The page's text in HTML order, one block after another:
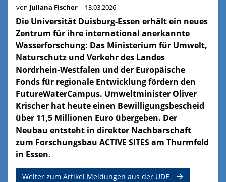
von Juliana Fischer 13.03.2026
Die Universität Duisburg-Essen erhält ein neues
Zentrum für ihre international anerkannte
Wasserforschung: Das Ministerium für Umwelt,
Naturschutz und Verkehr des Landes
Nordrhein-Westfalen und der Europäische
Fonds für regionale Entwicklung fördern den
FutureWaterCampus. Umweltminister Oliver
Krischer hat heute einen Bewilligungsbescheid
über 11,5 Millionen Euro übergeben. Der
Neubau entsteht in direkter Nachbarschaft
zum Forschungsbau ACTIVE SITES am Thurmfeld
in Essen.
Weiter zum Artikel Meldungen aus der UDE